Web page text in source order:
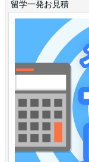
留学一発お見積